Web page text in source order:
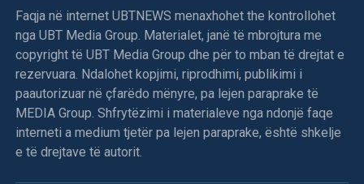
Faqja në internet UBTNEWS menaxhohet the kontrollohet
nga UBT Media Group. Materialet, janë të mbrojtura me
copyright të UBT Media Group dhe për to mban të drejtat e
rezervuara. Ndalohet kopjimi, riprodhimi, publikimi i
paautorizuar në çfarëdo mënyre, pa lejen paraprake të
MEDIA Group. Shfrytëzimi i materialeve nga ndonjë faqe
interneti a medium tjetër pa lejen paraprake, është shkelje
e të drejtave të autorit.